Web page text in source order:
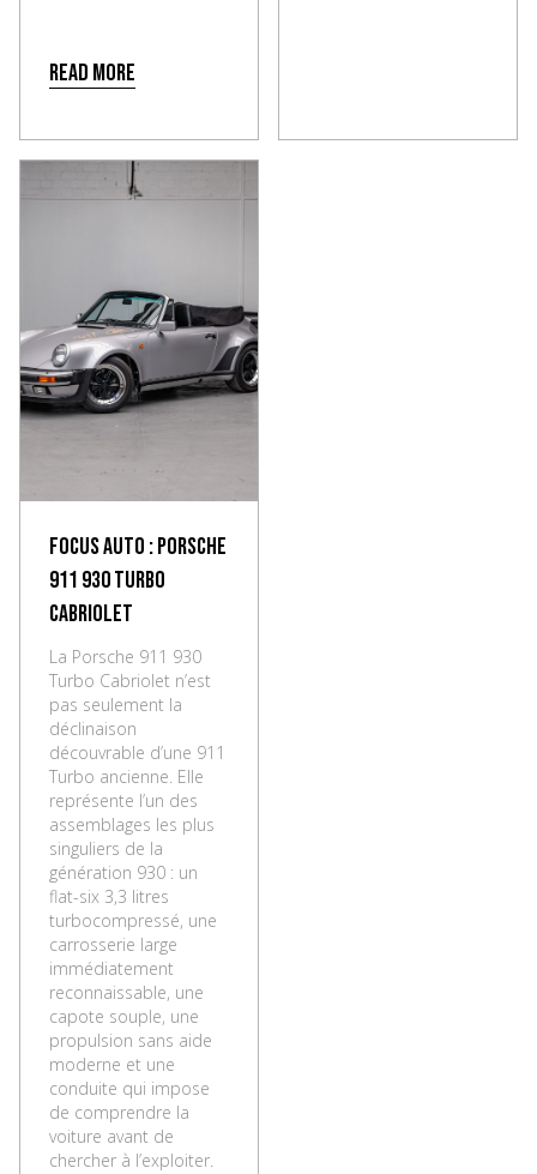
Read more
Focus Auto : Porsche
911 930 Turbo
Cabriolet
La Porsche 911 930
Turbo Cabriolet n’est
pas seulement la
déclinaison
découvrable d’une 911
Turbo ancienne. Elle
représente l’un des
assemblages les plus
singuliers de la
génération 930 : un
flat-six 3,3 litres
turbocompressé, une
carrosserie large
immédiatement
reconnaissable, une
capote souple, une
propulsion sans aide
moderne et une
conduite qui impose
de comprendre la
voiture avant de
chercher à l’exploiter.